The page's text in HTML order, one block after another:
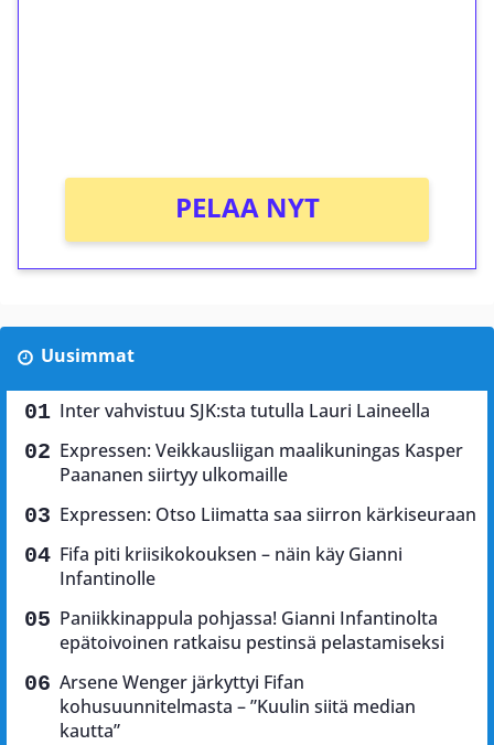
PELAA NYT
Uusimmat
Inter vahvistuu SJK:sta tutulla Lauri Laineella
Expressen: Veikkausliigan maalikuningas Kasper
Paananen siirtyy ulkomaille
Expressen: Otso Liimatta saa siirron kärkiseuraan
Fifa piti kriisikokouksen – näin käy Gianni
Infantinolle
Paniikkinappula pohjassa! Gianni Infantinolta
epätoivoinen ratkaisu pestinsä pelastamiseksi
Arsene Wenger järkyttyi Fifan
kohusuunnitelmasta – ”Kuulin siitä median
kautta”